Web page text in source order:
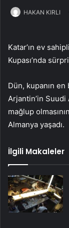
HAKAN KIRLI
Katar’ın ev
Kupası’nda
Dün, kupanın
Arjantin’in Suudi
mağlup
Almanya yaşadı.
İlgili Makaleler